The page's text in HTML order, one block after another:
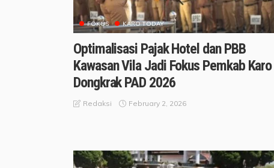
FOKUS KARO TODAY
Optimalisasi Pajak Hotel dan PBB
Kawasan Vila Jadi Fokus Pemkab Karo
Dongkrak PAD 2026
Redaksi February 2, 2026